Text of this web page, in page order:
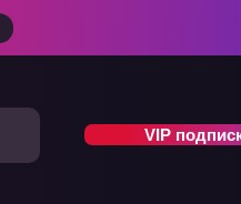
VIP